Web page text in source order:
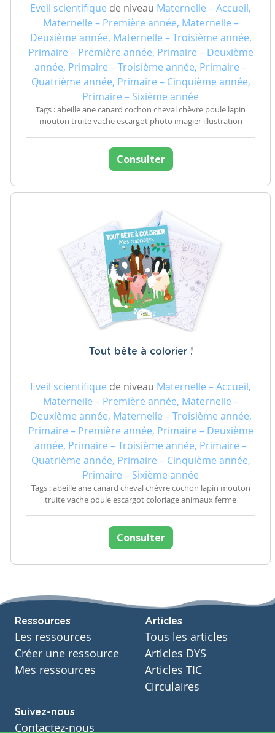
Eveil scientifique de niveau Maternelle – Accueil,
Maternelle – Première année, Maternelle –
Deuxième année, Maternelle – Troisième année,
Primaire – Première année, Primaire – Deuxième
année, Primaire – Troisième année, Primaire –
Quatrième année, Primaire – Cinquième année,
Primaire – Sixième année
Tags : abeille ane canard cochon cheval chèvre poule lapin
mouton truite vache escargot photo imagier illustration
Consulter
Tout bête à colorier !
Eveil scientifique de niveau Maternelle – Accueil,
Maternelle – Première année, Maternelle –
Deuxième année, Maternelle – Troisième année,
Primaire – Première année, Primaire – Deuxième
année, Primaire – Troisième année, Primaire –
Quatrième année, Primaire – Cinquième année,
Primaire – Sixième année
Tags : abeille ane canard cheval chèvre cochon lapin mouton
truite vache poule escargot coloriage animaux ferme
Consulter
Ressources
Les ressources
Créer une ressource
Mes ressources
Articles
Tous les articles
Articles DYS
Articles TIC
Circulaires
Suivez-nous
Contactez-nous